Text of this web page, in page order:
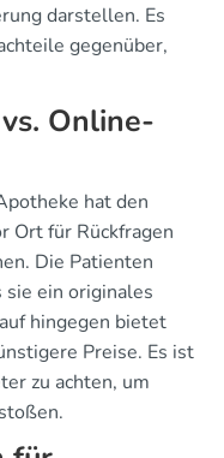
darstellen. Es
gegenüber,
Online-
hat den
Ort für Rückfragen
Die Patienten
sie ein originales
hingegen bietet
Preise. Es ist
zu achten, um